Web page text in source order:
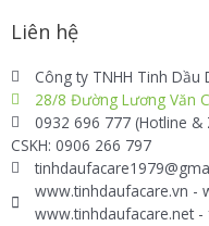
Liên hệ
Công ty TNHH Tinh Dầu
28/8 Đường Lương Văn
0932 696 777 (Hotline &
CSKH: 0906 266 797
www.tinhdaufacare.vn -
www.tinhdaufacare.net -